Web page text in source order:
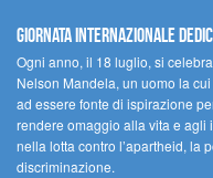
Giornata internazionale
Ogni anno, il 18 luglio, si
Nelson Mandela, un uomo la
ad essere fonte di ispirazione
rendere omaggio alla vita e
nella lotta contro l’apartheid, la
discriminazione.